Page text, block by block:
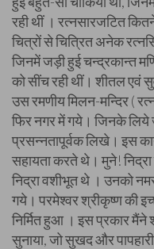
रही थीं । रत्नसारजटित
चित्रों से चित्रित अनेक
जिनमें जड़ी हुई चन्द्रकान्त
को सींच रही थीं। शीतल एवं
उस रमणीय मिलन-मन्दिर (
फिर नगर में गये। जिनके लिये
प्रसन्नतापूर्वक लिखे। इस
सहायता करते थे। मुने!
निद्रा वशीभूत थे । उनको
गये। परमेश्वर श्रीकृष्ण की
निर्मित हुआ । इस प्रकार मैंने
सुनाया, जो सुखद और